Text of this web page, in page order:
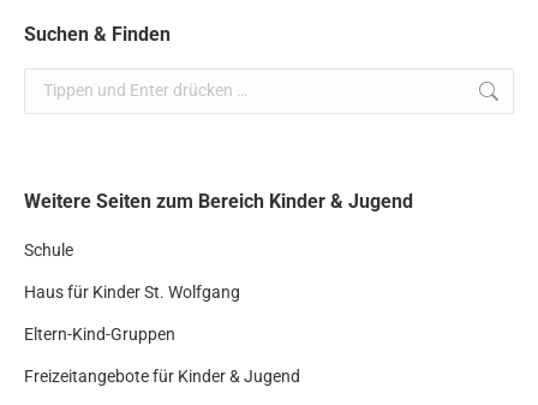
Suchen & Finden
Search:
Weitere Seiten zum Bereich Kinder & Jugend
Schule
Haus für Kinder St. Wolfgang
Eltern-Kind-Gruppen
Freizeitangebote für Kinder & Jugend